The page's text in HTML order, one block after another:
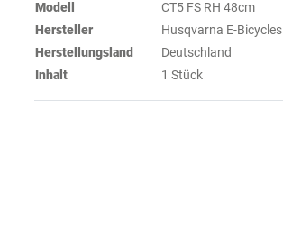
Modell
CT5 FS RH 48cm
Hersteller
Husqvarna E-Bicycles
Herstellungsland
Deutschland
Inhalt
1 Stück